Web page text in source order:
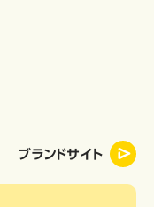
ブランドサイト